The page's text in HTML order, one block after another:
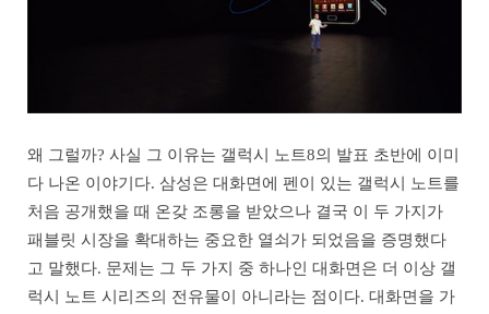
왜 그럴까? 사실 그 이유는 갤럭시 노트8의 발표 초반에 이미
다 나온 이야기다. 삼성은 대화면에 펜이 있는 갤럭시 노트를
처음 공개했을 때 온갖 조롱을 받았으나 결국 이 두 가지가
패블릿 시장을 확대하는 중요한 열쇠가 되었음을 증명했다
고 말했다. 문제는 그 두 가지 중 하나인 대화면은 더 이상 갤
럭시 노트 시리즈의 전유물이 아니라는 점이다. 대화면을 가